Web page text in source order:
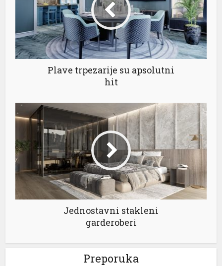
Plave trpezarije su apsolutni
hit
Jednostavni stakleni
garderoberi
Preporuka